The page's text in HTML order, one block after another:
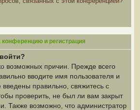
конференцию и регистрация
возможных причин. Прежде всего
вводите имя пользователя и
правильно, свяжитесь с
проверить, не был ли вам закрыт
Также возможно, что администратор